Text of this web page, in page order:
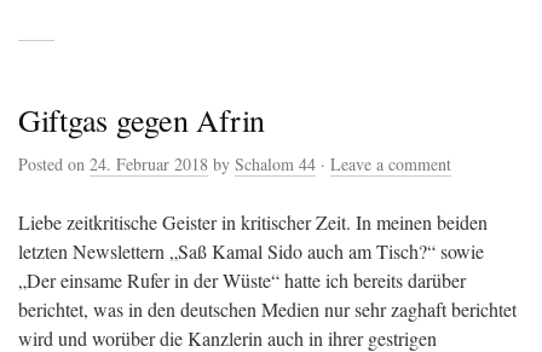
Giftgas gegen Afrin
Posted on 24. Februar 2018 by Schalom 44 · Leave a comment
Liebe zeitkritische Geister in kritischer Zeit. In meinen beiden
letzten Newslettern „Saß Kamal Sido auch am Tisch?“ sowie
„Der einsame Rufer in der Wüste“ hatte ich bereits darüber
berichtet, was in den deutschen Medien nur sehr zaghaft berichtet
wird und worüber die Kanzlerin auch in ihrer gestrigen